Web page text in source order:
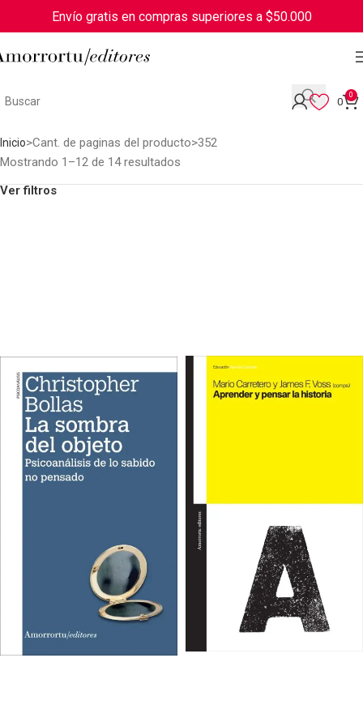
Envío gratis en compras superiores a $50.000
0
0
Inicio Cant. de paginas del producto 352
Mostrando 1–12 de 14 resultados
Ver filtros